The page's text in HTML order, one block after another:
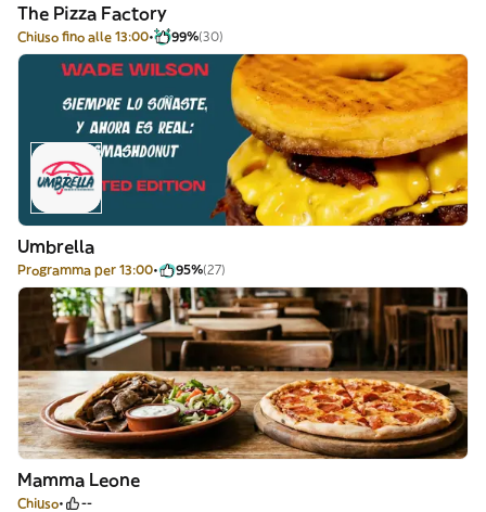
The Pizza Factory
Chiuso fino alle 13:00 99%(30)
Umbrella
Programma per 13:00 95%(27)
Mamma Leone
Chiuso --